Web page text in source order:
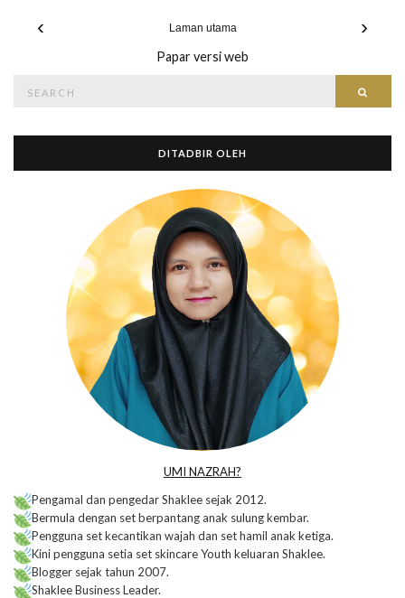
‹ ›
Laman utama
Papar versi web
for:
DITADBIR OLEH
UMI NAZRAH?
Pengamal dan pengedar Shaklee sejak 2012.
Bermula dengan set berpantang anak sulung kembar.
Pengguna set kecantikan wajah dan set hamil anak ketiga.
Kini pengguna setia set skincare Youth keluaran Shaklee.
Blogger sejak tahun 2007.
Shaklee Business Leader.